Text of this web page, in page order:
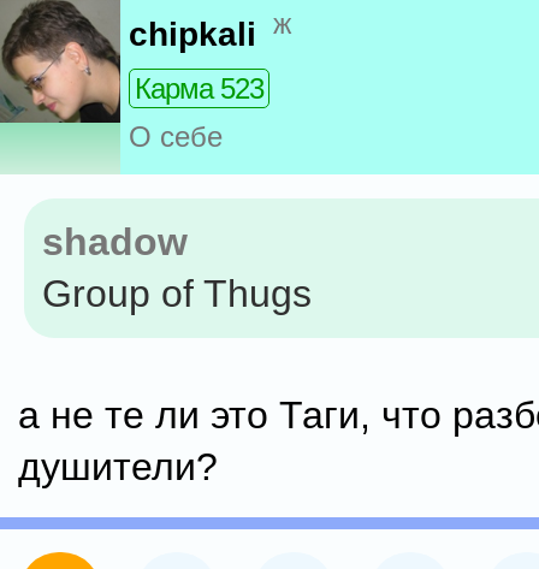
chipkali ж
Карма 523
О себе
shadow
Group of Thugs
а не те ли это Таги, что
душители?